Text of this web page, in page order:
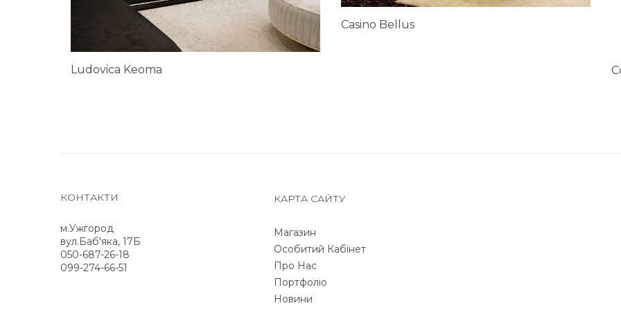
Ludovica Keoma
Casino Bellus
КОНТАКТИ
м.Ужгород
вул.Баб'яка, 17Б
050-687-26-18
099-274-66-51
КАРТА САЙТУ
Магазин
Особитий Кабінет
Про Нас
Портфоліо
Новини